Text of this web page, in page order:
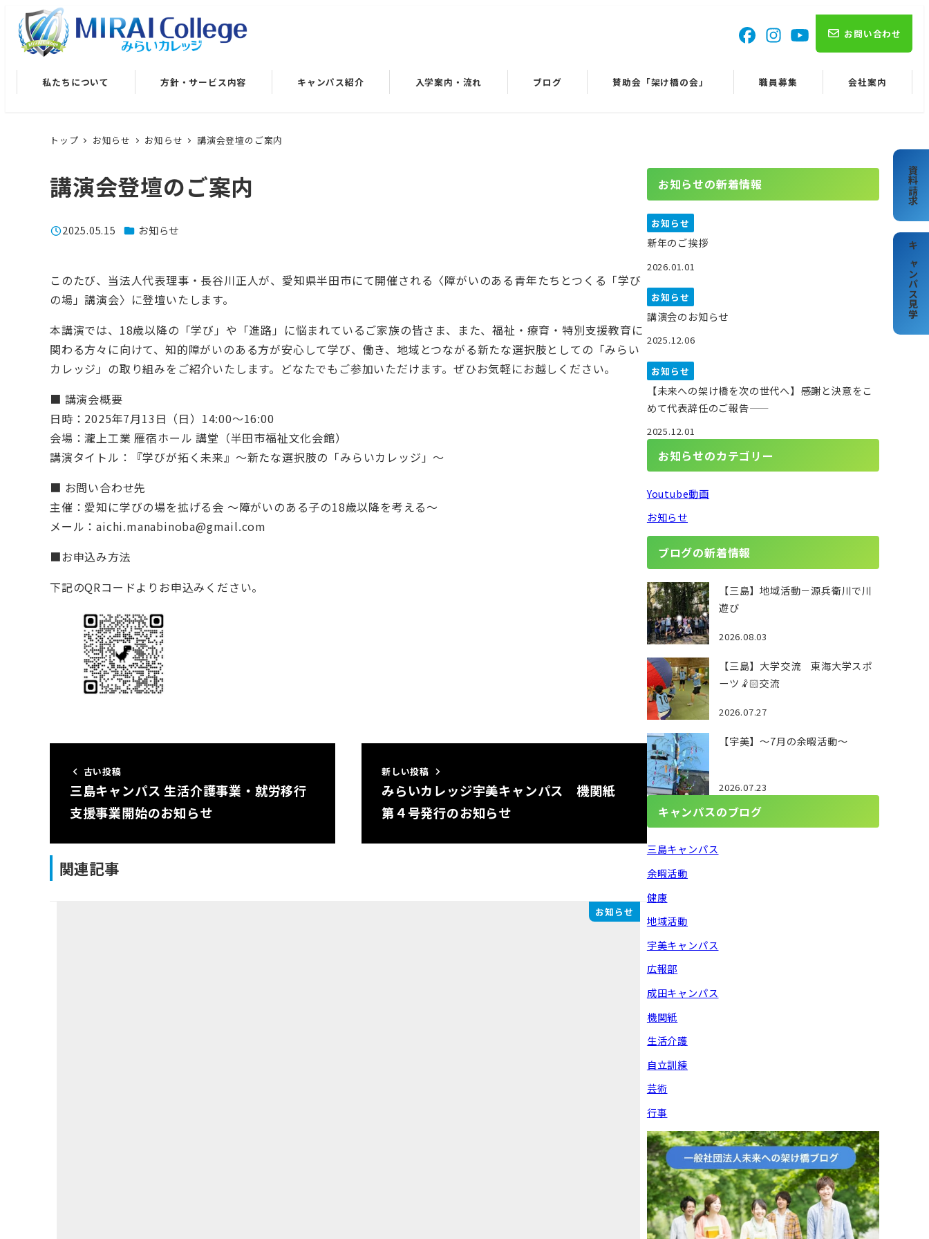
お問い合わせ
私たちについて 方針・サービス内容 キャンパス紹介 入学案内・流れ ブログ 賛助会「架け橋の会」 職員募集 会社案内
トップ お知らせ お知らせ 講演会登壇のご案内
講演会登壇のご案内
投稿日
2025.05.15 カテゴリー
お知らせ
このたび、当法人代表理事・長谷川正人が、愛知県半田市にて開催される〈障がいのある青年たちとつくる「学び
の場」講演会〉に登壇いたします。
本講演では、18歳以降の「学び」や「進路」に悩まれているご家族の皆さま、また、福祉・療育・特別支援教育に
関わる方々に向けて、知的障がいのある方が安心して学び、働き、地域とつながる新たな選択肢としての「みらい
カレッジ」の取り組みをご紹介いたします。どなたでもご参加いただけます。ぜひお気軽にお越しください。
■ 講演会概要
日時：2025年7月13日（日）14:00〜16:00
会場：瀧上工業 雁宿ホール 講堂（半田市福祉文化会館）
講演タイトル：『学びが拓く未来』〜新たな選択肢の「みらいカレッジ」〜
■ お問い合わせ先
主催：愛知に学びの場を拡げる会 〜障がいのある子の18歳以降を考える〜
メール：aichi.manabinoba@gmail.com
■お申込み方法
下記のQRコードよりお申込みください。
古い投稿
三島キャンパス 生活介護事業・就労移行
支援事業開始のお知らせ
新しい投稿
みらいカレッジ宇美キャンパス 機関紙
第４号発行のお知らせ
関連記事
お知らせ
お知らせの新着情報
お知らせ
新年のご挨拶
2026.01.01
お知らせ
講演会のお知らせ
2025.12.06
お知らせ
【未来への架け橋を次の世代へ】――感謝と決意をこ
めて代表辞任のご報告――
2025.12.01
お知らせのカテゴリー
Youtube動画
お知らせ
ブログの新着情報
【三島】地域活動－源兵衛川で川
遊び
2026.08.03
【三島】大学交流 東海大学スポ
ーツ🤾🏻交流
2026.07.27
【宇美】～7月の余暇活動～
2026.07.23
キャンパスのブログ
三島キャンパス
余暇活動
健康
地域活動
宇美キャンパス
広報部
成田キャンパス
機関紙
生活介護
自立訓練
芸術
行事
資料請求
キャンパス見学